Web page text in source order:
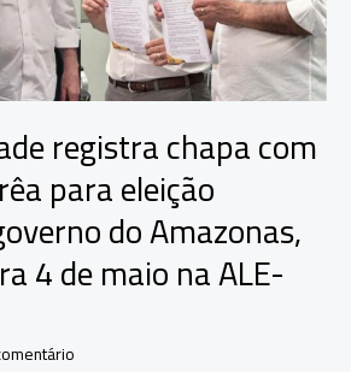
registra chapa com
para eleição
do Amazonas,
4 de maio na ALE-